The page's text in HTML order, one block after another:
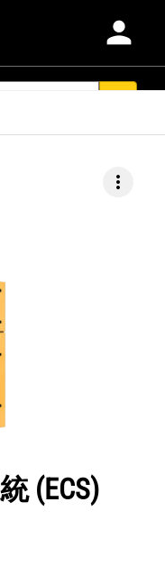
person
more_vert
(ECS)